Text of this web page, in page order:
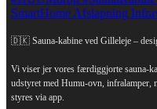
🇩🇰 Sauna-kabine ved Gilleleje –
Vi viser jer vores færdiggjorte sauna-
udstyret med Humu-ovn,
styres via app.